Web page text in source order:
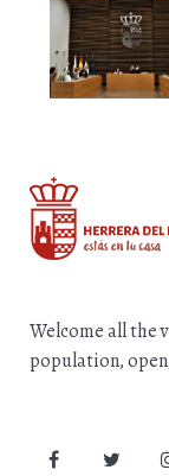
Welcome all the
population,